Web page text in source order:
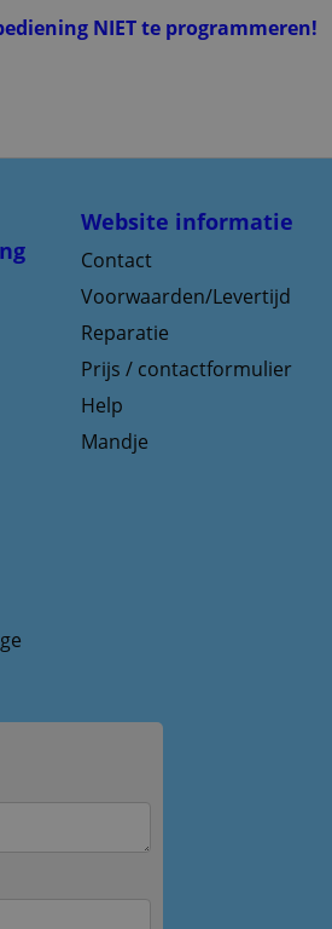
NIET te programmeren!
Website informatie
Contact
Voorwaarden/Levertijd
Reparatie
Prijs / contactformulier
Help
Mandje